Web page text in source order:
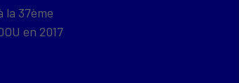
la 37ème
en 2017